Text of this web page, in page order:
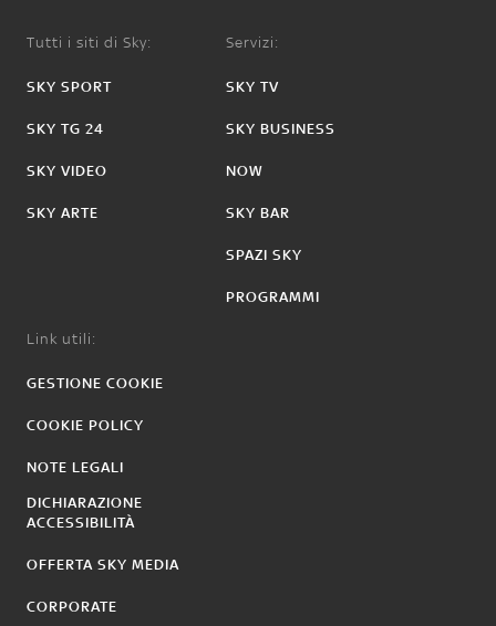
Tutti i siti di Sky:
SKY SPORT
SKY TG 24
SKY VIDEO
SKY ARTE
Servizi:
SKY TV
SKY BUSINESS
NOW
SKY BAR
SPAZI SKY
PROGRAMMI
Link utili:
GESTIONE COOKIE
COOKIE POLICY
NOTE LEGALI
DICHIARAZIONE
ACCESSIBILITÀ
OFFERTA SKY MEDIA
CORPORATE